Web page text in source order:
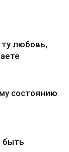
ту любовь,
состоянию
быть